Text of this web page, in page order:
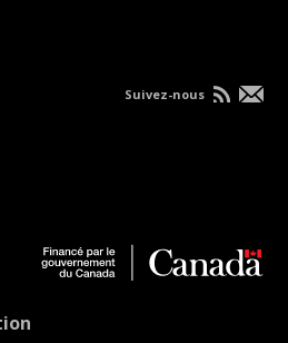
Suivez-nous